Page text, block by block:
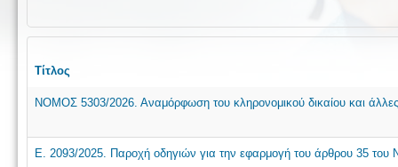
Τίτλος
ΝΟΜΟΣ 5303/2026. Αναμόρφωση του κληρονομικού δικαίου και άλλες
Ε. 2093/2025. Παροχή οδηγιών για την εφαρμογή του άρθρου 35 του